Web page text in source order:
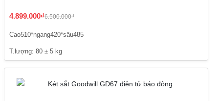
4.899.000₫6.500.000₫
Cao510*ngang420*sâu485
T.lượng: 80 ± 5 kg